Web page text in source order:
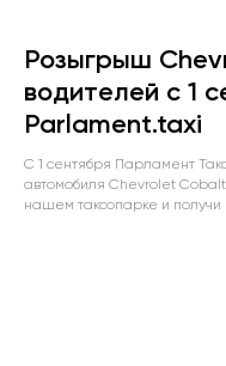
Розыгрыш
водителей с 1
Parlament.taxi
С 1 сентября Парламент
автомобиля Chevrolet
нашем таксопарке и получи